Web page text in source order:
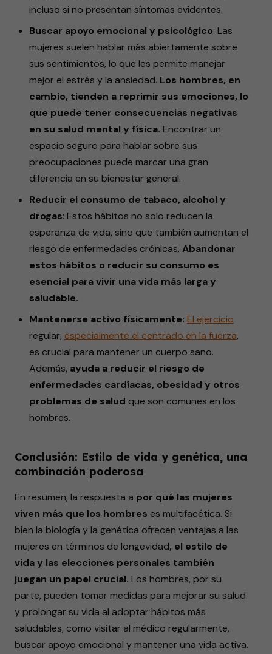
incluso si no presentan síntomas evidentes.
Buscar apoyo emocional y psicológico: Las
mujeres suelen hablar más abiertamente sobre
sus sentimientos, lo que les permite manejar
mejor el estrés y la ansiedad. Los hombres, en
cambio, tienden a reprimir sus emociones, lo
que puede tener consecuencias negativas
en su salud mental y física. Encontrar un
espacio seguro para hablar sobre sus
preocupaciones puede marcar una gran
diferencia en su bienestar general.
Reducir el consumo de tabaco, alcohol y
drogas: Estos hábitos no solo reducen la
esperanza de vida, sino que también aumentan el
riesgo de enfermedades crónicas. Abandonar
estos hábitos o reducir su consumo es
esencial para vivir una vida más larga y
saludable.
Mantenerse activo físicamente: El ejercicio
regular, especialmente el centrado en la fuerza,
es crucial para mantener un cuerpo sano.
Además, ayuda a reducir el riesgo de
enfermedades cardíacas, obesidad y otros
problemas de salud que son comunes en los
hombres.
Conclusión: Estilo de vida y genética, una
combinación poderosa
En resumen, la respuesta a por qué las mujeres
viven más que los hombres es multifacética. Si
bien la biología y la genética ofrecen ventajas a las
mujeres en términos de longevidad, el estilo de
vida y las elecciones personales también
juegan un papel crucial. Los hombres, por su
parte, pueden tomar medidas para mejorar su salud
y prolongar su vida al adoptar hábitos más
saludables, como visitar al médico regularmente,
buscar apoyo emocional y mantener una vida activa.